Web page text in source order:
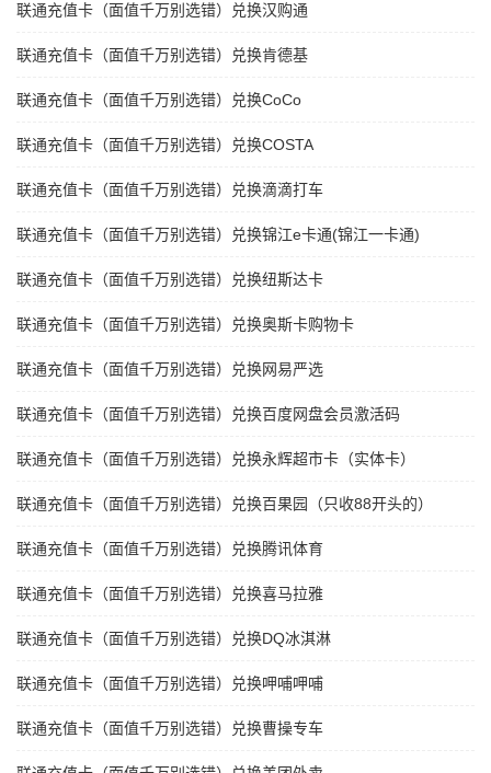
联通充值卡（面值千万别选错）兑换汉购通
联通充值卡（面值千万别选错）兑换肯德基
联通充值卡（面值千万别选错）兑换CoCo
联通充值卡（面值千万别选错）兑换COSTA
联通充值卡（面值千万别选错）兑换滴滴打车
联通充值卡（面值千万别选错）兑换锦江e卡通(锦江一卡通)
联通充值卡（面值千万别选错）兑换纽斯达卡
联通充值卡（面值千万别选错）兑换奥斯卡购物卡
联通充值卡（面值千万别选错）兑换网易严选
联通充值卡（面值千万别选错）兑换百度网盘会员激活码
联通充值卡（面值千万别选错）兑换永辉超市卡（实体卡）
联通充值卡（面值千万别选错）兑换百果园（只收88开头的）
联通充值卡（面值千万别选错）兑换腾讯体育
联通充值卡（面值千万别选错）兑换喜马拉雅
联通充值卡（面值千万别选错）兑换DQ冰淇淋
联通充值卡（面值千万别选错）兑换呷哺呷哺
联通充值卡（面值千万别选错）兑换曹操专车